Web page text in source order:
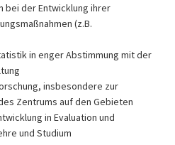
bei der Entwicklung ihrer
(z.B.
in enger Abstimmung mit der
insbesondere zur
Zentrums auf den Gebieten
in Evaluation und
und Studium